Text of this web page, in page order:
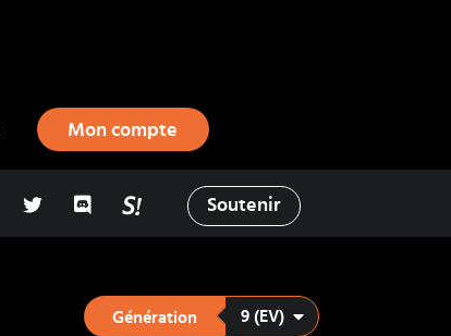
Mon compte
adresse email
Twitter DiscordLa Salty Room sur Pokémon
Soutenir
Génération 9 (EV)